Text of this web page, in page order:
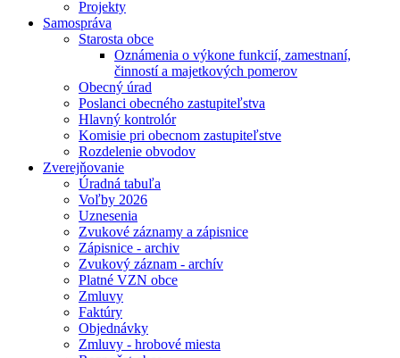
Projekty
Samospráva
Starosta obce
Oznámenia o výkone funkcií, zamestnaní,
činností a majetkových pomerov
Obecný úrad
Poslanci obecného zastupiteľstva
Hlavný kontrolór
Komisie pri obecnom zastupiteľstve
Rozdelenie obvodov
Zverejňovanie
Úradná tabuľa
Voľby 2026
Uznesenia
Zvukové záznamy a zápisnice
Zápisnice - archiv
Zvukový záznam - archív
Platné VZN obce
Zmluvy
Faktúry
Objednávky
Zmluvy - hrobové miesta